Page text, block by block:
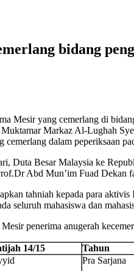
bidang
Mesir yang cemerlang di
Markaz Al-Lughah
cemerlang dalam peperiksaan
Duta Besar Malaysia ke
Abd Mun’im Fuad
tahniah kepada para
seluruh mahasiswa dan
penerima anugerah
14/15 Tahun
Pra Sarjana